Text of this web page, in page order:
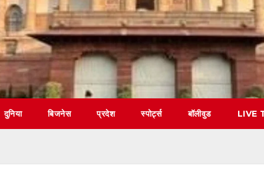
दुनिया बिजनेस प्रदेश स्पोर्ट्स बॉलीवुड LIVE